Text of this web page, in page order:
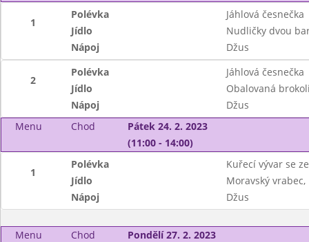
1
Polévka
Jáhlová česnečka
Jídlo
Nudličky dvou
Nápoj
Džus
2
Polévka
Jáhlová česnečka
Jídlo
Obalovaná
Nápoj
Džus
Menu
Chod
Pátek 24. 2. 2023
(11:00 - 14:00)
1
Polévka
Kuřecí vývar se
Jídlo
Moravský
Nápoj
Džus
Menu Chod
Pondělí 27. 2. 2023